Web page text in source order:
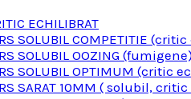
ECHILIBRAT
SOLUBIL COMPETITIE
SOLUBIL OOZING (fumigene)
SOLUBIL OPTIMUM (critic
SARAT 10MM ( solubil,